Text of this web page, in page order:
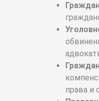
права и